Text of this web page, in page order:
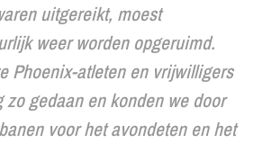
uitgereikt, moest
weer worden opgeruimd.
Phoenix-atleten en vrijwilligers
gedaan en konden we door
voor het avondeten en het